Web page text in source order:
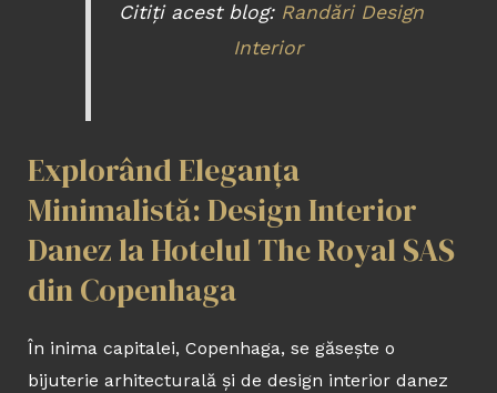
Citiți acest blog: Randări Design
Interior
Explorând Eleganța
Minimalistă: Design Interior
Danez la Hotelul The Royal SAS
din Copenhaga
În inima capitalei, Copenhaga, se găsește o
bijuterie arhitecturală și de design interior danez